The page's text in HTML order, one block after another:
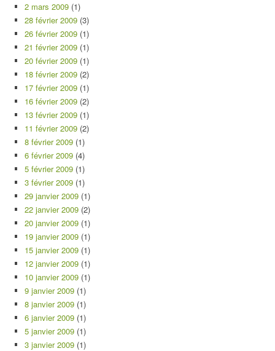
2 mars 2009 (1)
28 février 2009 (3)
26 février 2009 (1)
21 février 2009 (1)
20 février 2009 (1)
18 février 2009 (2)
17 février 2009 (1)
16 février 2009 (2)
13 février 2009 (1)
11 février 2009 (2)
8 février 2009 (1)
6 février 2009 (4)
5 février 2009 (1)
3 février 2009 (1)
29 janvier 2009 (1)
22 janvier 2009 (2)
20 janvier 2009 (1)
19 janvier 2009 (1)
15 janvier 2009 (1)
12 janvier 2009 (1)
10 janvier 2009 (1)
9 janvier 2009 (1)
8 janvier 2009 (1)
6 janvier 2009 (1)
5 janvier 2009 (1)
3 janvier 2009 (1)